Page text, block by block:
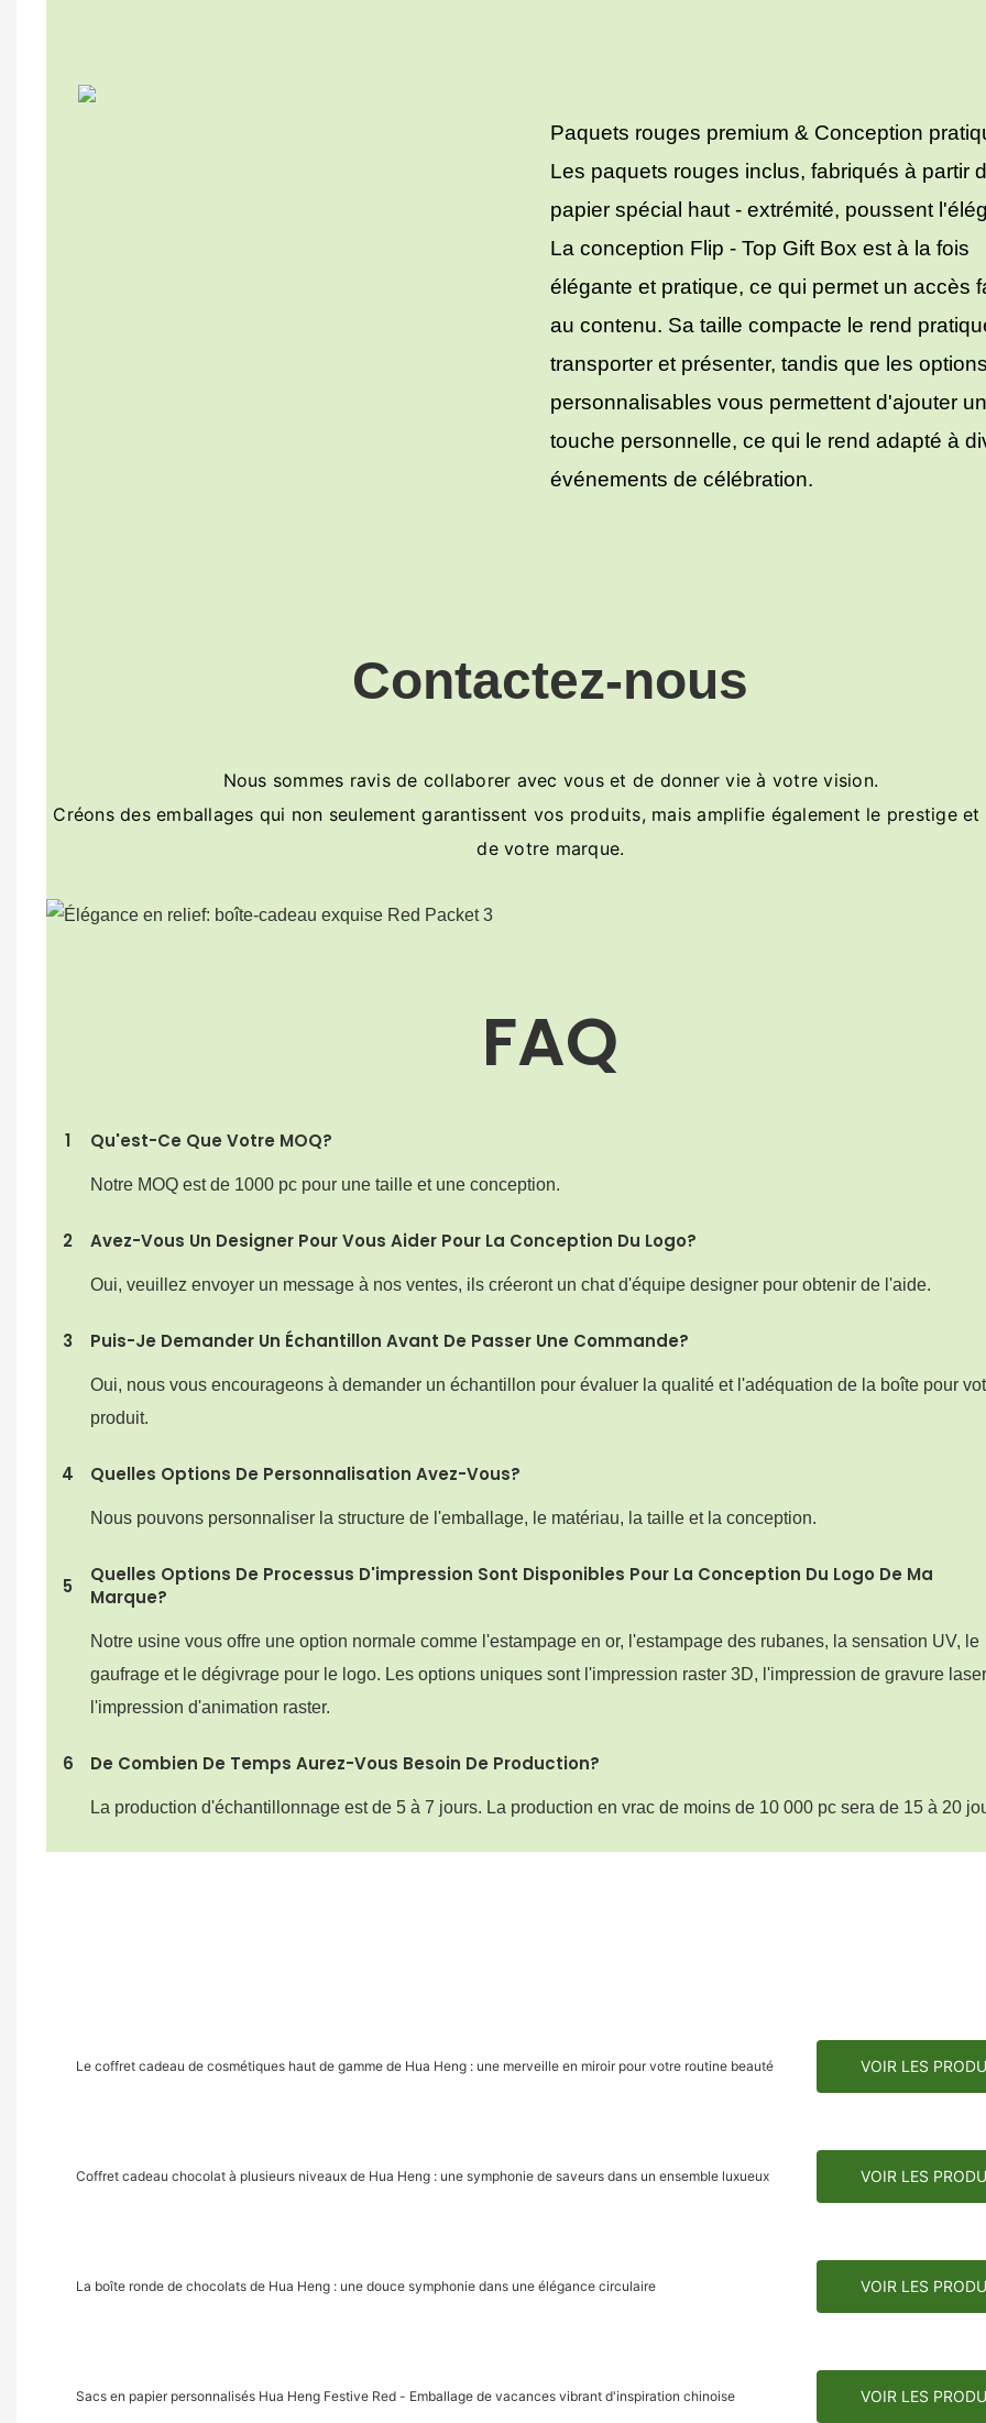
Paquets rouges premium & Conception
Les paquets rouges inclus, fabriqués à partir
papier spécial haut - extrémité, poussent
La conception Flip - Top Gift Box est à la fois
élégante et pratique, ce qui permet un accès
au contenu. Sa taille compacte le rend
transporter et présenter, tandis que les
personnalisables vous permettent d'ajouter
touche personnelle, ce qui le rend adapté à
événements de célébration.
Contactez-nous
Nous sommes ravis de collaborer avec vous et de donner vie à votre vision.
Créons des emballages qui non seulement garantissent vos produits, mais amplifie également le prestige
de votre marque.
FAQ
1 Qu'est-Ce Que Votre MOQ?
Notre MOQ est de 1000 pc pour une taille et une conception.
2 Avez-Vous Un Designer Pour Vous Aider Pour La Conception Du Logo?
Oui, veuillez envoyer un message à nos ventes, ils créeront un chat d'équipe designer pour obtenir de l'aide.
3 Puis-Je Demander Un Échantillon Avant De Passer Une Commande?
Oui, nous vous encourageons à demander un échantillon pour évaluer la qualité et l'adéquation de la boîte pour
produit.
4 Quelles Options De Personnalisation Avez-Vous?
Nous pouvons personnaliser la structure de l'emballage, le matériau, la taille et la conception.
5
Quelles Options De Processus D'impression Sont Disponibles Pour La Conception Du Logo De Ma
Marque?
Notre usine vous offre une option normale comme l'estampage en or, l'estampage des rubanes, la sensation UV, le
gaufrage et le dégivrage pour le logo. Les options uniques sont l'impression raster 3D, l'impression de gravure
l'impression d'animation raster.
6 De Combien De Temps Aurez-Vous Besoin De Production?
La production d'échantillonnage est de 5 à 7 jours. La production en vrac de moins de 10 000 pc sera de 15 à 20
Le coffret cadeau de cosmétiques haut de gamme de Hua Heng : une merveille en miroir pour votre routine beauté VOIR LES
Coffret cadeau chocolat à plusieurs niveaux de Hua Heng : une symphonie de saveurs dans un ensemble luxueux VOIR LES
La boîte ronde de chocolats de Hua Heng : une douce symphonie dans une élégance circulaire VOIR LES
Sacs en papier personnalisés Hua Heng Festive Red - Emballage de vacances vibrant d'inspiration chinoise VOIR LES